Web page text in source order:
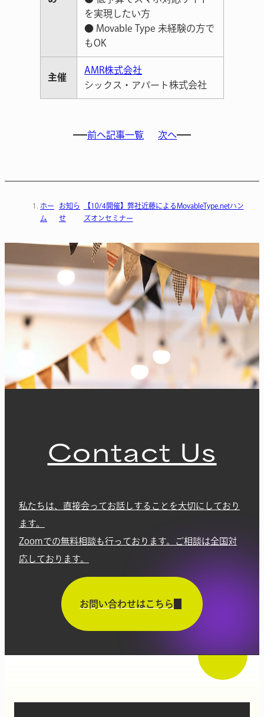
を実現したい方
● Movable Type 未経験の方で
もOK
主催
AMR株式会社
シックス・アパート株式会社
前へ記事一覧 次へ
ホー
ム
お知ら
せ
【10/4開催】弊社近藤によるMovableType.netハン
ズオンセミナー
Contact Us
私たちは、直接会ってお話しすることを大切にしており
ます。
Zoomでの無料相談も行っております。ご相談は全国対
応しております。
お問い合わせはこちら